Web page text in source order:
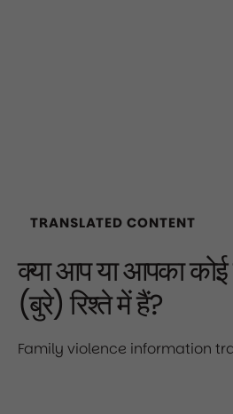
TRANSLATED CONTENT
क्या आप या आपका कोई
(बुरे) रिश्ते में हैं?
Family violence information